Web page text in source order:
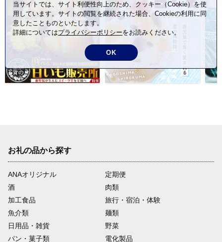
お礼の品から探す
ANAオリジナル
定期便
酒
肉類
加工食品
旅行・宿泊・体験
魚介類
麺類
日用品・雑貨
野菜
パン・菓子類
電化製品
当サイトでは、サイト利便性向上のため、クッキー（Cookie）を使
用しています。サイトの閲覧を継続された場合、Cookieの利用に同
意したことものといたします。
詳細についてはプライバシーポリシーをお読みください。
OK